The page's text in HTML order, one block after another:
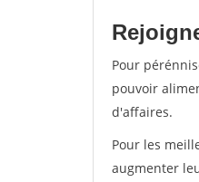
Pour
pouvoir
d'affaires.
Pour les
augmenter